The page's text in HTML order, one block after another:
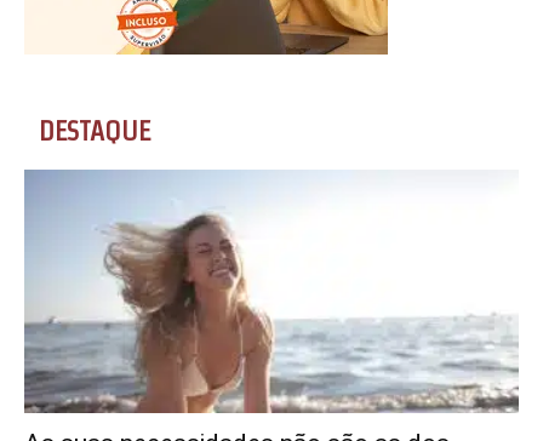
DESTAQUE